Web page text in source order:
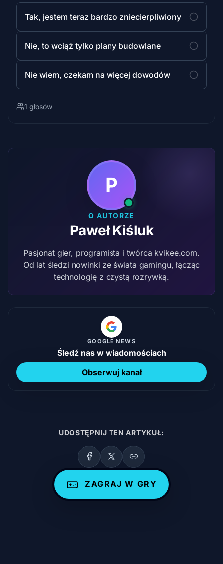
Tak, jestem teraz bardzo zniecierpliwiony
Nie, to wciąż tylko plany budowlane
Nie wiem, czekam na więcej dowodów
1 głosów
P
O AUTORZE
Paweł Kiśluk
Pasjonat gier, programista i twórca kvikee.com.
Od lat śledzi nowinki ze świata gamingu, łącząc
technologię z czystą rozrywką.
GOOGLE NEWS
Śledź nas w wiadomościach
Obserwuj kanał
UDOSTĘPNIJ TEN ARTYKUŁ:
ZAGRAJ W GRY